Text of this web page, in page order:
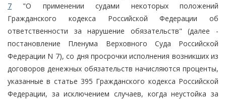
7 "О применении судами некоторых положений
Гражданского кодекса Российской Федерации об
ответственности за нарушение обязательств" (далее -
постановление Пленума Верховного Суда Российской
Федерации N 7), со дня просрочки исполнения возникших из
договоров денежных обязательств начисляются проценты,
указанные в статье 395 Гражданского кодекса Российской
Федерации, за исключением случаев, когда неустойка за